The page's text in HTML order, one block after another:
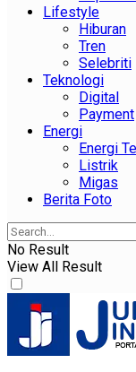
Lifestyle
Hiburan
Tren
Selebriti
Teknologi
Digital
Payment
Energi
Energi
Listrik
Migas
Berita Foto
No Result
View All Result